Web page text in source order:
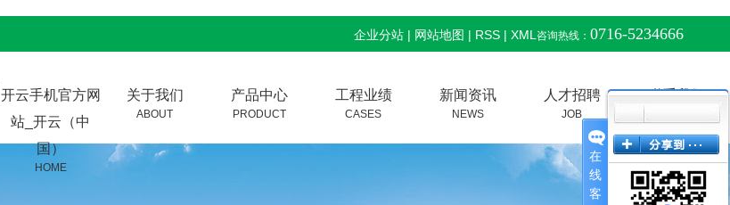
咨询热线： 0716-5234666
企业分站 | 网站地图 | RSS | XML
开云手机官方网
站_开云（中
国）
HOME
关于我们
ABOUT
产品中心
PRODUCT
工程业绩
CASES
新闻资讯
NEWS
人才招聘
JOB
招兵买马
联系我们
在
线
客